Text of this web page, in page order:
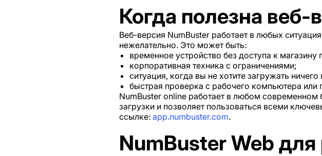
Когда полезна веб-
Веб-версия NumBuster работает в любых
нежелательно. Это может быть:
временное устройство без доступа к магазину
корпоративная техника с ограничениями;
ситуация, когда вы не хотите загружать ничего
быстрая проверка с рабочего компьютера или
NumBuster online работает в любом современном
загрузки и позволяет пользоваться всеми
ссылке: app.numbuster.com.
NumBuster Web для